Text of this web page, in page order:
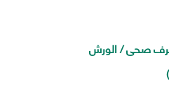
صرف صحى / الورش